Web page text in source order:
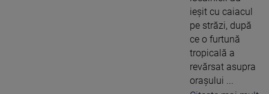
ieşit cu caiacul
pe străzi, după
ce o furtună
tropicală a
revărsat asupra
oraşului ...